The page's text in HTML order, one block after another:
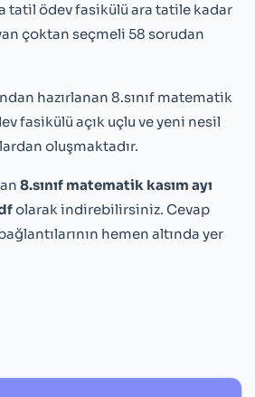
tatil ödev fasikülü ara tatile kadar
çoktan seçmeli 58 sorudan
hazırlanan 8.sınıf matematik
fasikülü açık uçlu ve yeni nesil
oluşmaktadır.
8.sınıf matematik kasım ayı
olarak indirebilirsiniz. Cevap
hemen altında yer